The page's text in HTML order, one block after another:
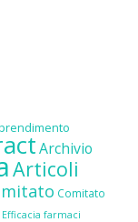
Archivio
Articoli
Comitato
Efficacia farmaci